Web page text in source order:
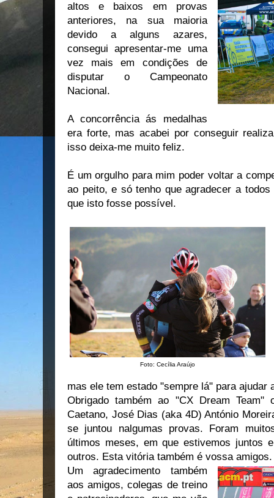
altos e baixos em provas
anteriores, na sua maioria
devido a alguns azares,
consegui apresentar-me uma
vez mais em condições de
disputar o Campeonato
Nacional.
A concorrência ás medalhas
era forte, mas acabei por conseguir
isso deixa-me muito feliz.
É um orgulho para mim poder voltar a
ao peito, e só tenho que agradecer a
que isto fosse possível.
Foto: Cecília Araújo
mas ele tem estado "sempre lá" para
Obrigado também ao "CX Dream Team"
Caetano, José Dias (aka 4D) António
se juntou nalgumas provas. Foram
últimos meses, em que estivemos juntos
outros. Esta vitória também é vossa amigos.
Um agradecimento também
aos amigos, colegas de treino